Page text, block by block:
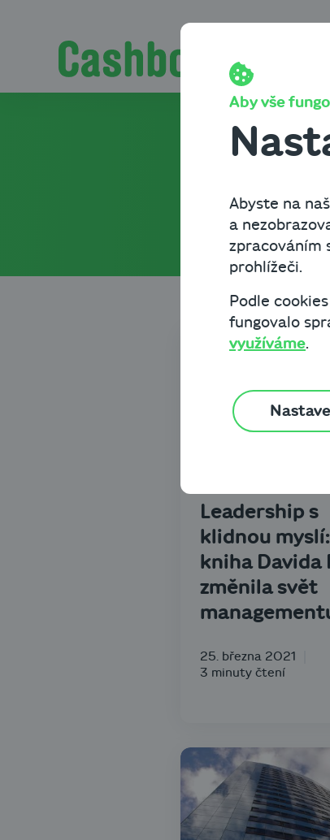
Pro
Leadership s
klidnou
kniha Davida
změnila svět
25. března 2021
3 minuty čtení
Aby vše
Abyste na
a
zpracováním
prohlížeči.
Podle
fungovalo
využíváme.